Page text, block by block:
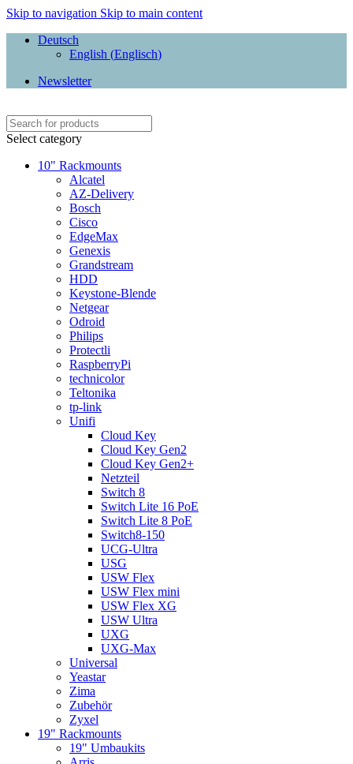
Skip to navigation Skip to main content
Deutsch
English (Englisch)
Newsletter
Select category
10" Rackmounts
Alcatel
AZ-Delivery
Bosch
Cisco
EdgeMax
Genexis
Grandstream
HDD
Keystone-Blende
Netgear
Odroid
Philips
Protectli
RaspberryPi
technicolor
Teltonika
tp-link
Unifi
Cloud Key
Cloud Key Gen2
Cloud Key Gen2+
Netzteil
Switch 8
Switch Lite 16 PoE
Switch Lite 8 PoE
Switch8-150
UCG-Ultra
USG
USW Flex
USW Flex mini
USW Flex XG
USW Ultra
UXG
UXG-Max
Universal
Yeastar
Zima
Zubehör
Zyxel
19" Rackmounts
19" Umbaukits